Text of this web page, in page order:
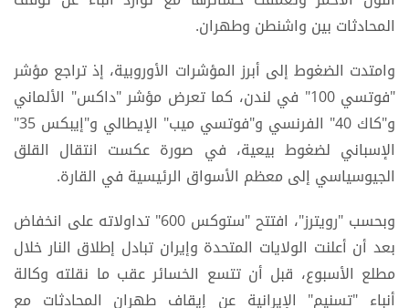
المحادثات بين واشنطن وطهران.
وامتدت الضغوط إلى أبرز المؤشرات الأوروبية، إذ تراجع مؤشر
"فوتسي 100" في لندن، كما تعرض مؤشر "داكس" الألماني
و"كاك 40" الفرنسي و"فوتسي ميب" الإيطالي و"إيبكس 35"
الإسباني لضغوط بيعية، في صورة عكست انتقال القلق
الجيوسياسي إلى معظم الأسواق الرئيسية في القارة.
وبحسب "رويترز"، افتتح "ستوكس 600" تداولاته على انخفاض
بعد أن أعلنت الولايات المتحدة وإيران تبادل إطلاق النار خلال
مطلع الأسبوع، قبل أن تتسع الخسائر عقب ما نقلته وكالة
أنباء "تسنيم" الإيرانية عن إيقاف طهران المحادثات مع